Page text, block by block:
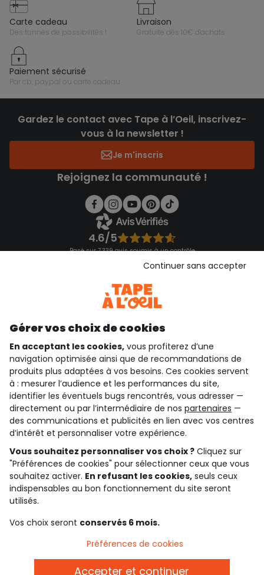
carte cadeau
des tonnes de possibilités !
livraison
gratuite dès 10€ d'achats
paiement sécurisé
par cb, paypal ou carte cadeau
Gardez le contact avec Tape à l’Oeil, inscrivez-
vous à la newsletter !
Je m'inscris
Rejoignez la communauté !
4.6/5
Basé sur 7 339 avis soumis à un contrôle
Consulter les CGU
qui sommes-nous ?
besoin d'aide ?
le club fidélité
notre catalogue
Conditions générales de ventes et d'utilisation
Conditions d’utilisation des réseaux sociaux
Politique de confidentialité
Cookies et données personnelles
Paramètres des cookies
Gérer vos choix de cookies
En acceptant les cookies, vous profiterez d’une
navigation optimisée ainsi que de recommandations de
produits plus adaptées à vos besoins. Ces cookies servent
à : mesurer l’audience et les performances du site,
identifier les éventuels bugs rencontrés, vous adresser —
directement ou par l’intermédiaire de nos partenaires —
des communications et publicités en lien avec vos centres
d’intérêt et personnaliser votre expérience.
Vous souhaitez personnaliser vos choix ? Cliquez sur
"Préférences de cookies" pour sélectionner ceux que vous
souhaitez activer. En refusant les cookies, seuls ceux
indispensables au bon fonctionnement du site seront
utilisés.
Vos choix seront conservés 6 mois.
Continuer sans accepter
Préférences de cookies
Accepter et continuer